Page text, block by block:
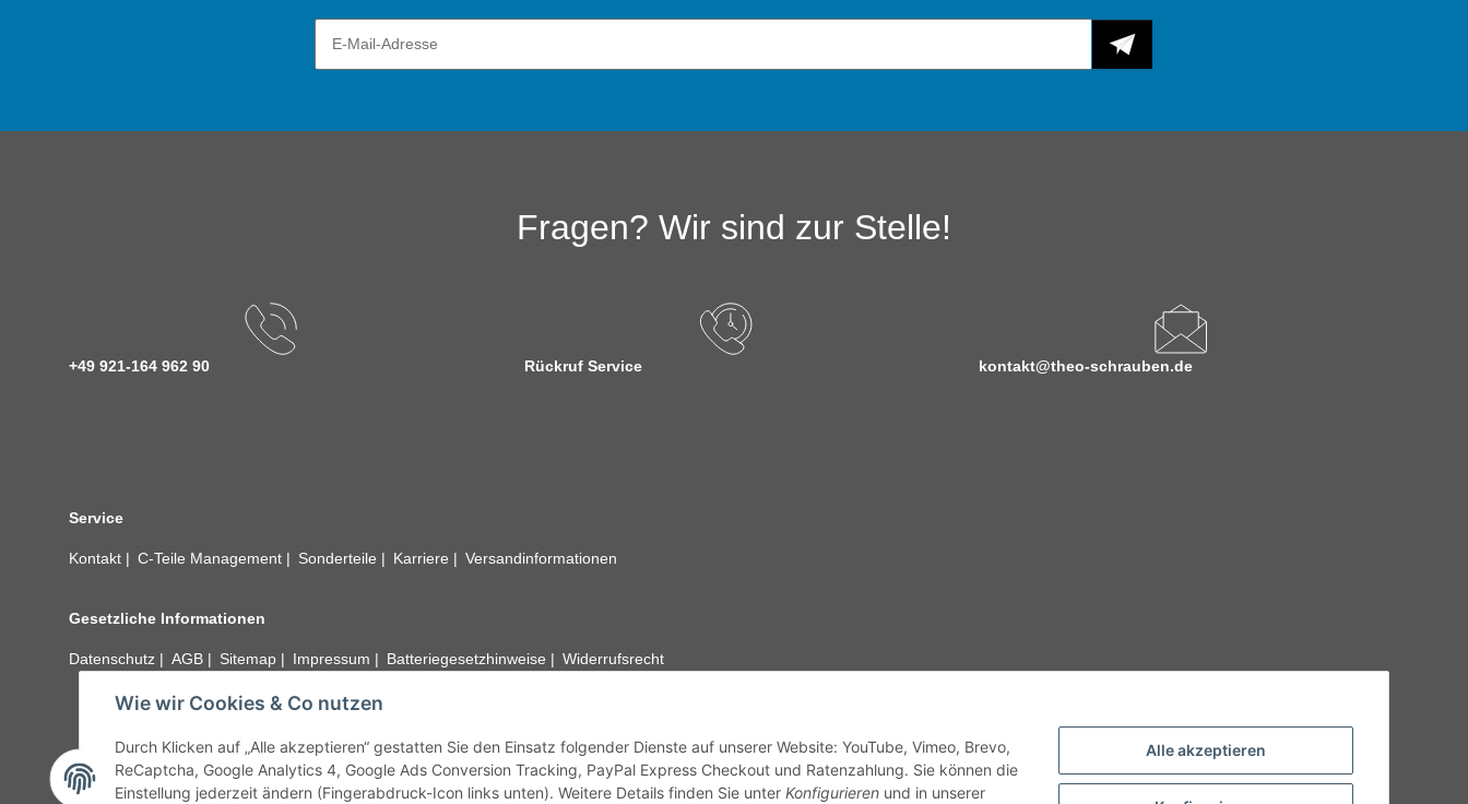
Alle akzeptieren
Wie wir Cookies & Co nutzen
Durch Klicken auf „Alle akzeptieren“ gestatten Sie den Einsatz folgender Dienste auf unserer Website: YouTube, Vimeo, Brevo,
ReCaptcha, Google Analytics 4, Google Ads Conversion Tracking, PayPal Express Checkout und Ratenzahlung. Sie können die
Einstellung jederzeit ändern (Fingerabdruck-Icon links unten). Weitere Details finden Sie unter Konfigurieren und in unserer
Fragen? Wir sind zur Stelle!
+49 921-164 962 90 Rückruf Service kontakt@theo-schrauben.de
Service
Kontakt C-Teile Management Sonderteile Karriere Versandinformationen
Gesetzliche Informationen
Datenschutz AGB Sitemap Impressum Batteriegesetzhinweise Widerrufsrecht
unseren Kundenservice. Abbildungen der Artikel können beispielhaft sein und vom Produkt abweichen.